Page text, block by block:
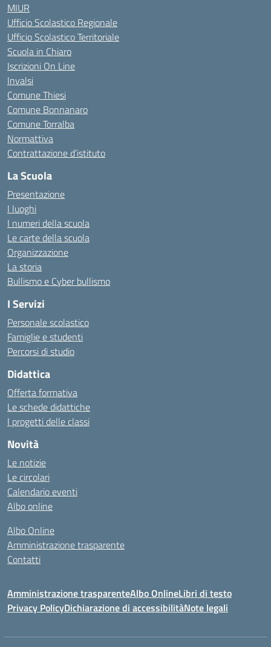
MIUR
Ufficio Scolastico Regionale
Ufficio Scolastico Territoriale
Scuola in Chiaro
Iscrizioni On Line
Invalsi
Comune Thiesi
Comune Bonnanaro
Comune Torralba
Normattiva
Contrattazione d’istituto
La Scuola
Presentazione
I luoghi
I numeri della scuola
Le carte della scuola
Organizzazione
La storia
Bullismo e Cyber bullismo
I Servizi
Personale scolastico
Famiglie e studenti
Percorsi di studio
Didattica
Offerta formativa
Le schede didattiche
I progetti delle classi
Novità
Le notizie
Le circolari
Calendario eventi
Albo online
Albo Online
Amministrazione trasparente
Contatti
Amministrazione trasparenteAlbo OnlineLibri di testo
Privacy PolicyDichiarazione di accessibilitàNote legali